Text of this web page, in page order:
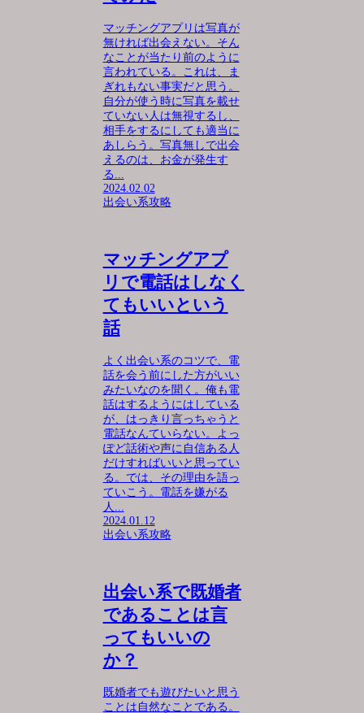
マッチングアプリは写真が
無ければ出会えない。そん
なことが当たり前のように
言われている。これは、ま
ぎれもない事実だと思う。
自分が使う時に写真を載せ
ていない人は無視するし、
相手をするにしても適当に
あしらう。写真無しで出会
えるのは、お金が発生す
る...
2024.02.02
出会い系攻略
マッチングアプ
リで電話はしなく
てもいいという
話
よく出会い系のコツで、電
話を会う前にした方がいい
みたいなのを聞く。俺も電
話はするようにはしている
が、はっきり言っちゃうと
電話なんていらない。よっ
ぽど話術や声に自信ある人
だけすればいいと思ってい
る。では、その理由を語っ
ていこう。電話を嫌がる
人...
2024.01.12
出会い系攻略
出会い系で既婚者
であることは言
ってもいいの
か？
既婚者でも遊びたいと思う
ことは自然なことである。